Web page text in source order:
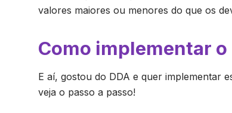
valores maiores ou menores do que os
Como implementar o
E aí, gostou do DDA e quer implementar
veja o passo a passo!